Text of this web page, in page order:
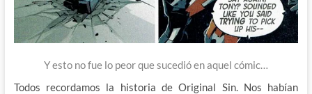
Y esto no fue lo peor que sucedió en aquel cómic…
Todos recordamos la historia de Original Sin. Nos habían